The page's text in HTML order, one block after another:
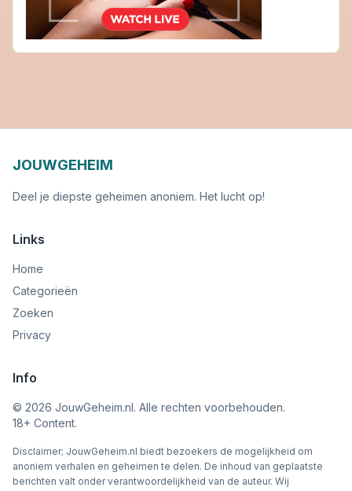
JOUWGEHEIM
Deel je diepste geheimen anoniem. Het lucht op!
Links
Home
Categorieën
Zoeken
Privacy
Info
© 2026 JouwGeheim.nl. Alle rechten voorbehouden.
18+ Content.
Disclaimer; JouwGeheim.nl biedt bezoekers de mogelijkheid om
anoniem verhalen en geheimen te delen. De inhoud van geplaatste
berichten valt onder verantwoordelijkheid van de auteur. Wij